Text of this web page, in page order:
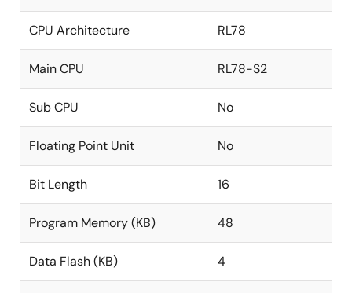
CPU Architecture RL78
Main CPU RL78-S2
Sub CPU No
Floating Point Unit No
Bit Length 16
Program Memory (KB) 48
Data Flash (KB) 4